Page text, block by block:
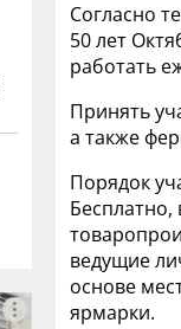
Согласно
50 лет
работать
Принять
а также
Порядок
Бесплатно,
ведущие
основе
ярмарки.